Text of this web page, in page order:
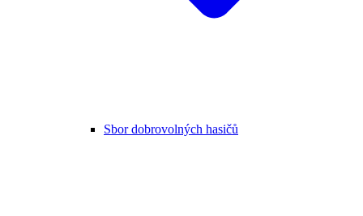
Sbor dobrovolných hasičů